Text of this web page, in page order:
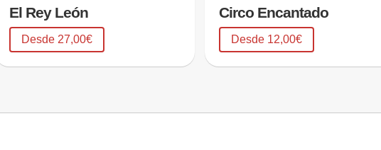
El Rey León
Desde 27,00€
Circo Encantado
Desde 12,00€